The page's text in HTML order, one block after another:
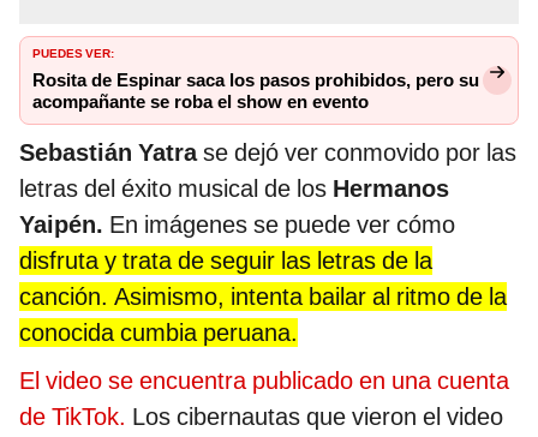
PUEDES VER:
Rosita de Espinar saca los pasos prohibidos, pero su
acompañante se roba el show en evento
Sebastián Yatrase dejó ver conmovido por las
letras del éxito musical de los Hermanos
Yaipén. En imágenes se puede ver cómo
disfruta y trata de seguir las letras de la
canción. Asimismo, intenta bailar al ritmo de la
conocida cumbia peruana.
El video se encuentra publicado en una cuenta
de TikTok. Los cibernautas que vieron el video